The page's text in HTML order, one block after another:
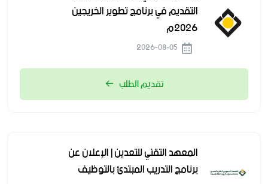
التقديم في برنامج تطوير الخريجين
2026م
تقديم الطلب
المعهد التقني للتعدين | الإعلان عن
برنامج التدريب المبتدئ بالتوظيف